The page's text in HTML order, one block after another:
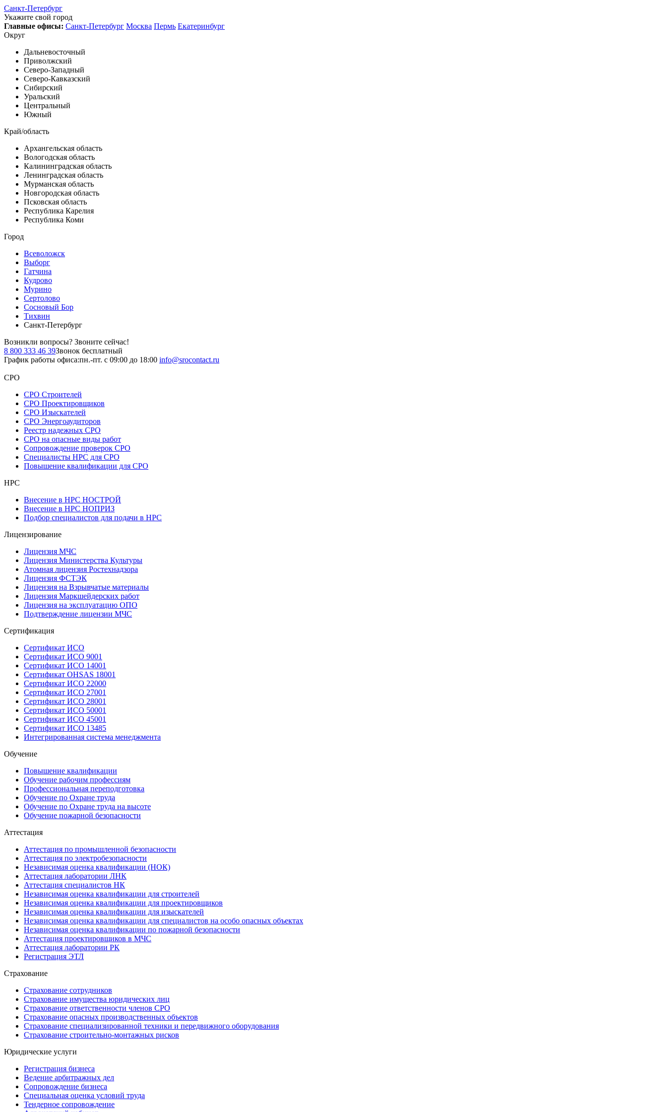
Санкт-Петербург
Укажите свой город
Главные офисы: Санкт-Петербург Москва Пермь Екатеринбург
Округ
Дальневосточный
Приволжский
Северо-Западный
Северо-Кавказский
Сибирский
Уральский
Центральный
Южный
Край/область
Архангельская область
Вологодская область
Калининградская область
Ленинградская область
Мурманская область
Новгородская область
Псковская область
Республика Карелия
Республика Коми
Город
Всеволожск
Выборг
Гатчина
Кудрово
Мурино
Сертолово
Сосновый Бор
Тихвин
Санкт-Петербург
Возникли вопросы? Звоните сейчас!
8 800 333 46 39Звонок бесплатный
График работы офиса:пн.-пт. с 09:00 до 18:00 info@srocontact.ru
СРО
СРО Строителей
СРО Проектировщиков
СРО Изыскателей
СРО Энергоаудиторов
Реестр надежных СРО
СРО на опасные виды работ
Сопровождение проверок СРО
Специалисты НРС для СРО
Повышение квалификации для СРО
НРС
Внесение в НРС НОСТРОЙ
Внесение в НРС НОПРИЗ
Подбор специалистов для подачи в НРС
Лицензирование
Лицензия МЧС
Лицензия Министерства Культуры
Атомная лицензия Ростехнадзора
Лицензия ФСТЭК
Лицензия на Взрывчатые материалы
Лицензия Маркшейдерских работ
Лицензия на эксплуатацию ОПО
Подтверждение лицензии МЧС
Сертификация
Сертификат ИСО
Сертификат ИСО 9001
Сертификат ИСО 14001
Сертификат OHSAS 18001
Сертификат ИСО 22000
Сертификат ИСО 27001
Сертификат ИСО 28001
Сертификат ИСО 50001
Сертификат ИСО 45001
Сертификат ИСО 13485
Интегрированная система менеджмента
Обучение
Повышение квалификации
Обучение рабочим профессиям
Профессиональная переподготовка
Обучение по Охране труда
Обучение по Охране труда на высоте
Обучение пожарной безопасности
Аттестация
Аттестация по промышленной безопасности
Аттестация по электробезопасности
Независимая оценка квалификации (НОК)
Аттестация лаборатории ЛНК
Аттестация специалистов НК
Независимая оценка квалификации для строителей
Независимая оценка квалификации для проектировщиков
Независимая оценка квалификации для изыскателей
Независимая оценка квалификации для специалистов на особо опасных объектах
Независимая оценка квалификации по пожарной безопасности
Аттестация проектировщиков в МЧС
Аттестация лаборатории РК
Регистрация ЭТЛ
Страхование
Страхование сотрудников
Страхование имущества юридических лиц
Страхование ответственности членов СРО
Страхование опасных производственных объектов
Страхование специализированной техники и передвижного оборудования
Страхование строительно-монтажных рисков
Юридические услуги
Регистрация бизнеса
Ведение арбитражных дел
Сопровождение бизнеса
Специальная оценка условий труда
Тендерное сопровождение